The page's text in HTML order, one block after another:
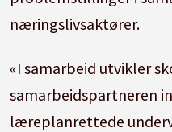
næringslivsaktører.
«I samarbeid utvikler
samarbeidspartneren
læreplanrettede